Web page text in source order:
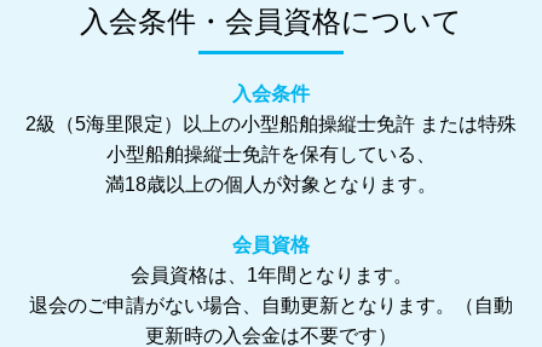
入会条件・会員資格について
入会条件
2級（5海里限定）以上の小型船舶操縦士免許 または特殊
小型船舶操縦士免許を保有している、
満18歳以上の個人が対象となります。
会員資格
会員資格は、1年間となります。
退会のご申請がない場合、自動更新となります。（自動
更新時の入会金は不要です）